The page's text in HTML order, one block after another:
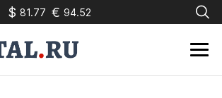
$ 81.77 € 94.52